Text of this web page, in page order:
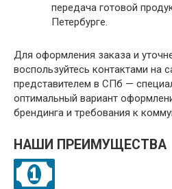
передача готовой
Петербурге.
Для оформления заказа и
воспользуйтесь контактами на
представителем в СПб —
оптимальный вариант
брендинга и требования к
НАШИ ПРЕИМУЩЕСТВА